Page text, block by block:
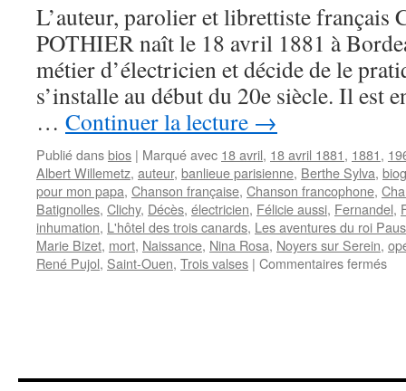
L’auteur, parolier et librettiste français
POTHIER naît le 18 avril 1881 à
métier d’électricien et décide de le
s’installe au début du 20e siècle. Il est
… Continuer la lecture →
Publié dansbios | Marqué avec 18 avril, 18 avril 1881, 1881,
Albert Willemetz, auteur, banlieue parisienne, Berthe Sylva,
pour mon papa, Chanson française, Chanson francophone,
Batignolles, Clichy, Décès, électricien, Félicie aussi, Fernandel,
inhumation, L'hôtel des trois canards, Les aventures du roi
Marie Bizet, mort, Naissance, Nina Rosa, Noyers sur Serein,
René Pujol, Saint-Ouen, Trois valses | Commentaires ferméssur